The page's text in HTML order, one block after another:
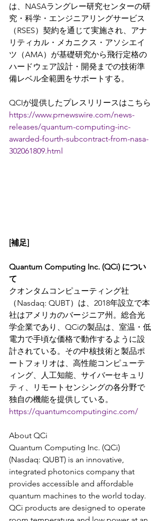
は、NASAラングレー研究センターの研
究・科学・エンジニアリングサービス
（RSES）契約を通じて実施され、アナ
リティカル・メカニクス・アソシエイ
ツ（AMA）が基礎研究から飛行定格の
ハードウェア設計・開発までの技術準
備レベル全範囲をサポートする。
QCIが提供したプレスリリースはこちら
https://www.prnewswire.com/news-
releases/quantum-computing-inc-
awarded-fourth-subcontract-from-nasa-
302061809.html
[補足]
Quantum Computing Inc. (QCi) につい
て
クオンタムコンピューティング社
（Nasdaq: QUBT）は、2018年設立で本
社はアメリカのバージニア州。総合光
学企業であり、QCiの製品は、室温・低
電力で手頃な価格で動作するように設
計されている。その中核技術と製品ポ
ートフォリオは、高性能コンピューテ
ィング、人工知能、サイバーセキュリ
ティ、リモートセンシングの各分野で
独自の機能を提供している。
https://quantumcomputinginc.com/
About QCi
Quantum Computing Inc. (QCi)
(Nasdaq: QUBT) is an innovative,
integrated photonics company that
provides accessible and affordable
quantum machines to the world today.
QCi products are designed to operate